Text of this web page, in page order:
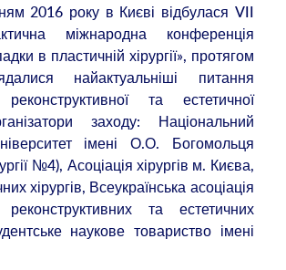
2016 року в Києві відбулася VII
міжнародна конференція
в пластичній хірургії», протягом
найактуальніші питання
реконструктивної та естетичної
заходу: Національний
імені О.О. Богомольця
№4), Асоціація хірургів м. Києва,
хірургів, Всеукраїнська асоціація
реконструктивних та естетичних
наукове товариство імені